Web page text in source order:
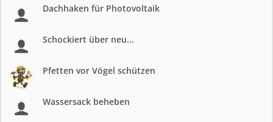
Dachhaken für Photovoltaik
Schockiert über neu...
Pfetten vor Vögel schützen
Wassersack beheben